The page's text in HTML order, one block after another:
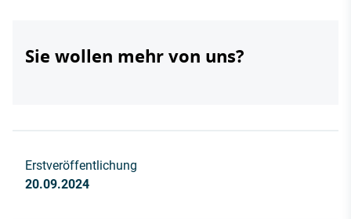
Sie wollen mehr von uns?
Erstveröffentlichung
20.09.2024